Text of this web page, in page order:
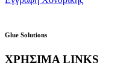
Glue Solutions
ΧΡΗΣΙΜΑ LINKS